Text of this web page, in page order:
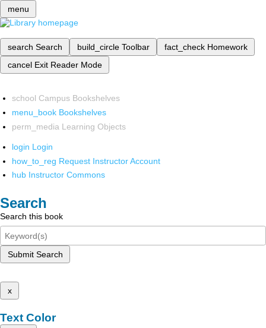
menu
search Search build_circle Toolbar fact_check Homework
cancel Exit Reader Mode
school Campus Bookshelves
menu_book Bookshelves
perm_media Learning Objects
login Login
how_to_reg Request Instructor Account
hub Instructor Commons
Search
Search this book
Submit Search
x
Text Color